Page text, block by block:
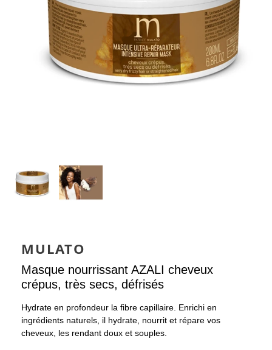
MULATO
Masque nourrissant AZALI cheveux
crépus, très secs, défrisés
Hydrate en profondeur la fibre capillaire. Enrichi en
ingrédients naturels, il hydrate, nourrit et répare vos
cheveux, les rendant doux et souples.